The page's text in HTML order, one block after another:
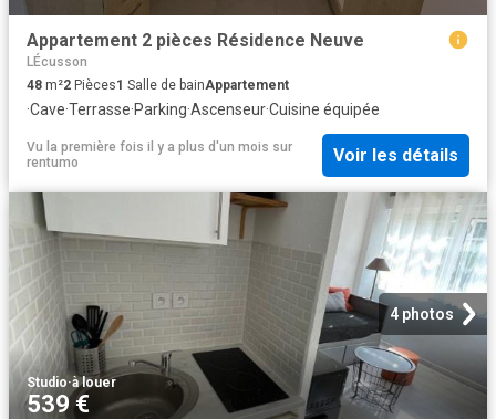
Appartement 2 pièces Résidence Neuve
LÉcusson
48 m²2 Pièces1 Salle de bainAppartement
·Cave·Terrasse·Parking·Ascenseur·Cuisine équipée
Vu la première fois il y a plus d'un mois sur
rentumo
Voir les détails
4 photos
Studio·à louer
539 €